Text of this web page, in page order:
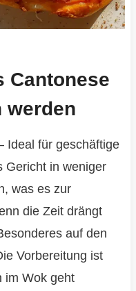
Cantonese
werden
Ideal für geschäftige
Gericht in weniger
was es zur
die Zeit drängt
auf den
Vorbereitung ist
im Wok geht